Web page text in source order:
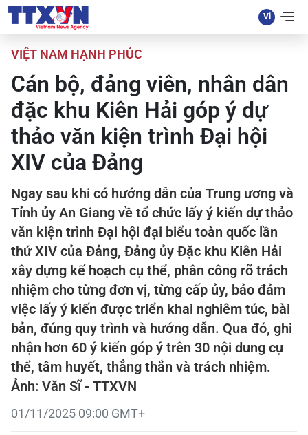
VIỆT NAM HẠNH PHÚC
Cán bộ, đảng viên, nhân dân
đặc khu Kiên Hải góp ý dự
thảo văn kiện trình Đại hội
XIV của Đảng
Ngay sau khi có hướng dẫn của Trung ương và
Tỉnh ủy An Giang về tổ chức lấy ý kiến dự thảo
văn kiện trình Đại hội đại biểu toàn quốc lần
thứ XIV của Đảng, Đảng ủy Đặc khu Kiên Hải
xây dựng kế hoạch cụ thể, phân công rõ trách
nhiệm cho từng đơn vị, từng cấp ủy, bảo đảm
việc lấy ý kiến được triển khai nghiêm túc, bài
bản, đúng quy trình và hướng dẫn. Qua đó, ghi
nhận hơn 60 ý kiến góp ý trên 30 nội dung cụ
thể, tâm huyết, thẳng thắn và trách nhiệm.
Ảnh: Văn Sĩ - TTXVN
01/11/2025 09:00 GMT+